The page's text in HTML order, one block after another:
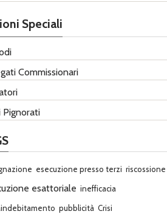
Speciali
Commissionari
Pignorati
esecuzione presso terzi riscossione
esattoriale inefficacia
pubblicità Crisi